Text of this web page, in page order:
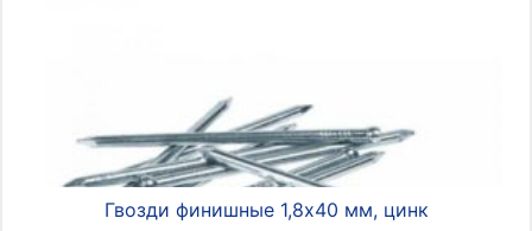
Гвозди финишные 1,8х40 мм, цинк